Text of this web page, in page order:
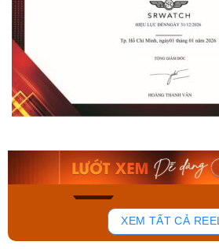
136
Orient Nam RA-
Mua ngay
XEM TẤT CẢ